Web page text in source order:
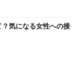
気になる女性への接